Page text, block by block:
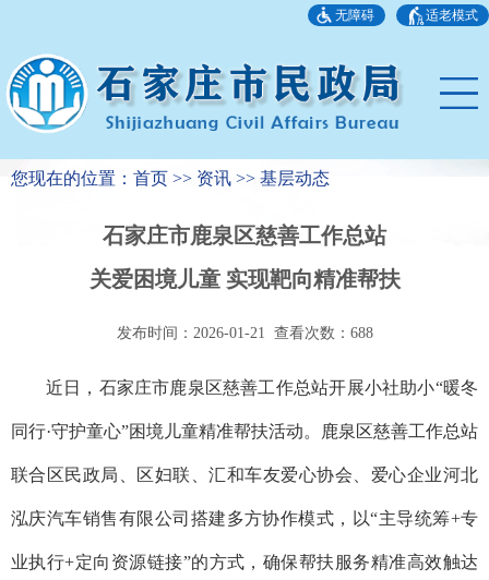
无障碍 适老模式
您现在的位置：首页 >> 资讯 >> 基层动态
石家庄市鹿泉区慈善工作总站
关爱困境儿童 实现靶向精准帮扶
发布时间：2026-01-21 查看次数： 688
近日，石家庄市鹿泉区慈善工作总站开展小社助小“暖冬
同行·守护童心”困境儿童精准帮扶活动。鹿泉区慈善工作总站
联合区民政局、区妇联、汇和车友爱心协会、爱心企业河北
泓庆汽车销售有限公司搭建多方协作模式，以“主导统筹+专
业执行+定向资源链接”的方式，确保帮扶服务精准高效触达